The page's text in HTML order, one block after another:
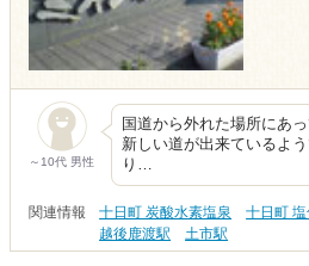
～10代 男性
国道から外れた場所にあ
新しい道が出来ているよ
り…
関連情報 十日町 炭酸水素塩泉 十日町
越後鹿渡駅
土市駅